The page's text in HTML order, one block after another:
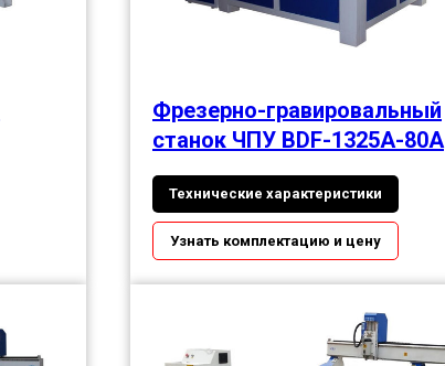
Фрезерно-гравировальный
станок ЧПУ BDF-1325А-80А
Технические характеристики
Узнать комплектацию и цену